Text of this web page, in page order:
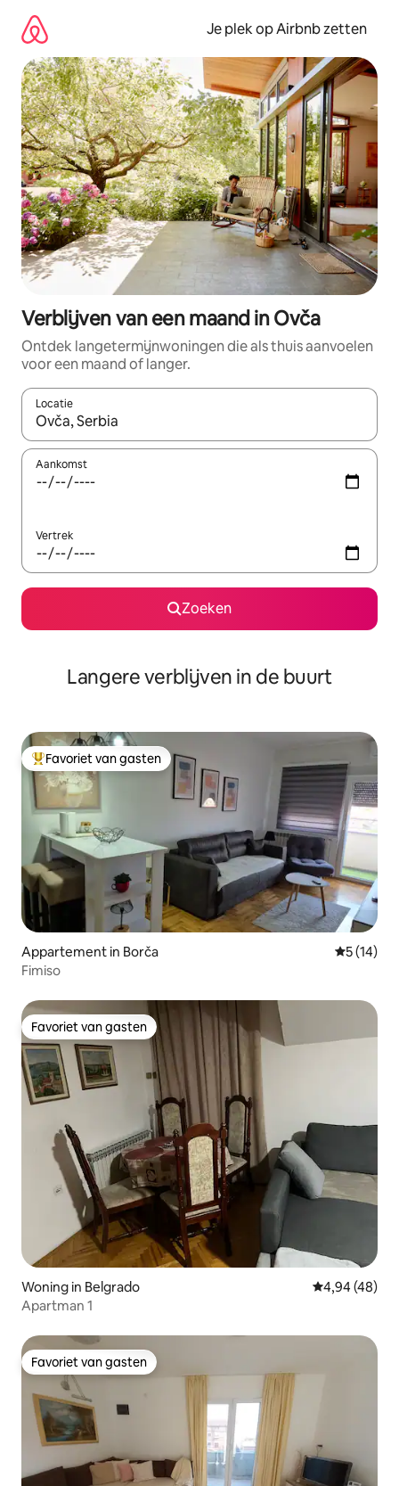
direct
naar
inhoud
Je plek op Airbnb zetten
Verblijven van een maand in Ovča
Ontdek langetermijnwoningen die als thuis aanvoelen
voor een maand of langer.
Locatie
Wanneer er resultaten beschikbaar zijn, maak je een keuze
Aankomst
Vertrek
Zoeken
Langere verblijven in de buurt
Topfavoriet van gasten
Favoriet van gasten
Appartement in Borča
5 (14)
Fimiso
Favoriet van gasten
Favoriet van gasten
Woning in Belgrado Gemiddelde
4,94 (48)
Apartman 1
Favoriet van gasten
Favoriet van gasten